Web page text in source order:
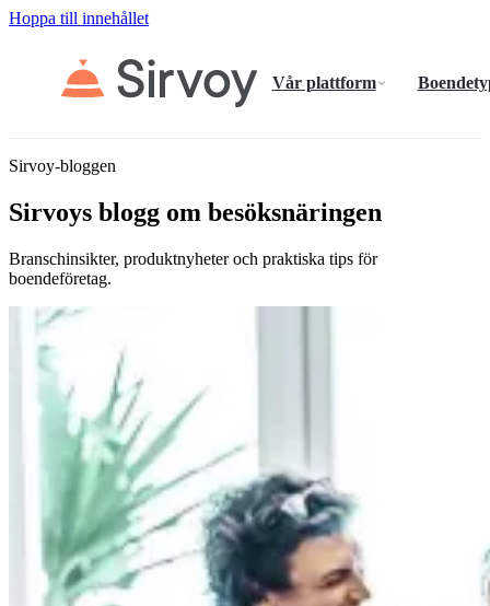
Hoppa till innehållet
Vår plattform
Sirvoy-bloggen
Sirvoys blogg om besöksnäringen
Branschinsikter, produktnyheter och praktiska tips för
boendeföretag.